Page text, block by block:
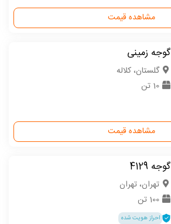
مشاهده قیمت
گوجه زمینی
گلستان، کلاله
10 تن
مشاهده قیمت
گوجه 4129
تهران، تهران
100 تن
احراز هویت شده